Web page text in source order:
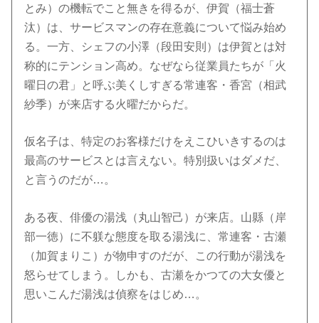
とみ）の機転でこと無きを得るが、伊賀（福士蒼
汰）は、サービスマンの存在意義について悩み始め
る。一方、シェフの小澤（段田安則）は伊賀とは対
称的にテンション高め。なぜなら従業員たちが「火
曜日の君」と呼ぶ美くしすぎる常連客・香宮（相武
紗季）が来店する火曜だからだ。
仮名子は、特定のお客様だけをえこひいきするのは
最高のサービスとは言えない。特別扱いはダメだ、
と言うのだが…。
ある夜、俳優の湯浅（丸山智己）が来店。山縣（岸
部一徳）に不躾な態度を取る湯浅に、常連客・古瀬
（加賀まりこ）が物申すのだが、この行動が湯浅を
怒らせてしまう。しかも、古瀬をかつての大女優と
思いこんだ湯浅は偵察をはじめ…。